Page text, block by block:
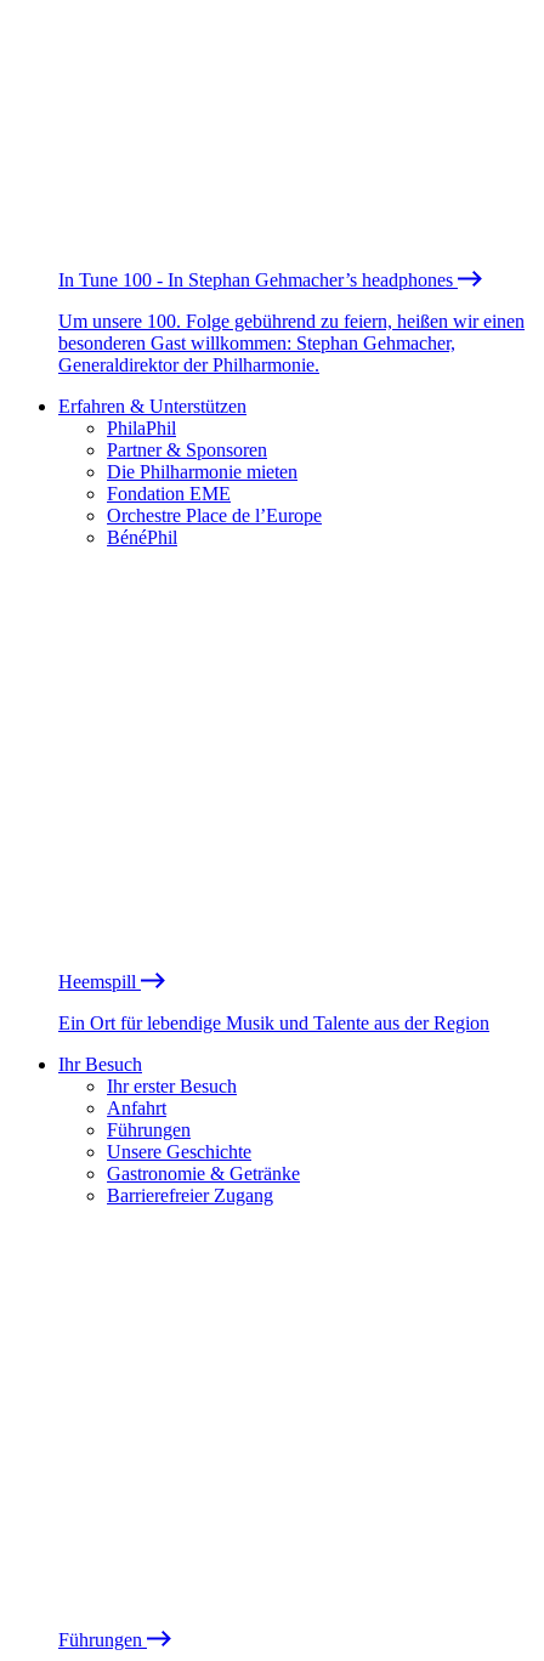
In Tune 100 - In Stephan Gehmacher’s headphones
Um unsere 100. Folge gebührend zu feiern, heißen wir einen
besonderen Gast willkommen: Stephan Gehmacher,
Generaldirektor der Philharmonie.
Erfahren & Unterstützen
PhilaPhil
Partner & Sponsoren
Die Philharmonie mieten
Fondation EME
Orchestre Place de l’Europe
BénéPhil
Heemspill
Ein Ort für lebendige Musik und Talente aus der Region
Ihr Besuch
Ihr erster Besuch
Anfahrt
Führungen
Unsere Geschichte
Gastronomie & Getränke
Barrierefreier Zugang
Führungen